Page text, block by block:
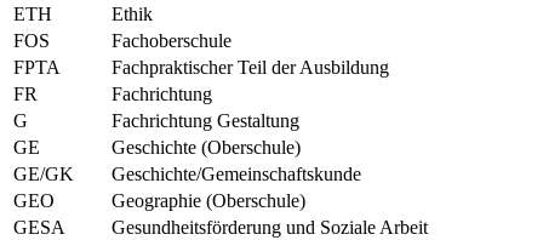
ETH
Ethik
FOS
Fachoberschule
FPTA
Fachpraktischer Teil der Ausbildung
FR
Fachrichtung
G
Fachrichtung Gestaltung
GE
Geschichte (Oberschule)
GE/GK
Geschichte/Gemeinschaftskunde
GEO
Geographie (Oberschule)
GESA
Gesundheitsförderung und Soziale Arbeit